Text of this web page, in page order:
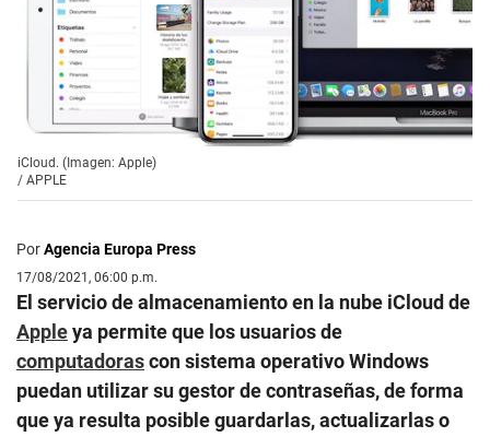
iCloud. (Imagen: Apple)
/ APPLE
PorAgencia Europa Press
17/08/2021, 06:00 p.m.
El servicio de almacenamiento en la nube iCloud de
Appleya permite que los usuarios de
computadorascon sistema operativo Windows
puedan utilizar su gestor de contraseñas, de forma
que ya resulta posible guardarlas, actualizarlas o